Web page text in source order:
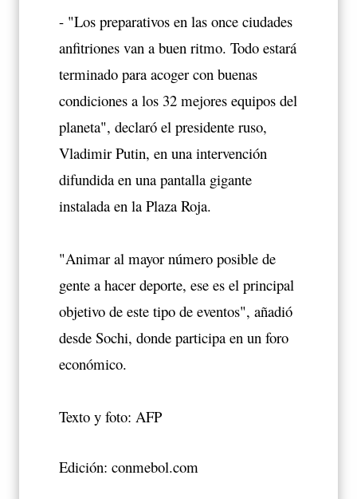
- "Los preparativos en las once ciudades
anfitriones van a buen ritmo. Todo estará
terminado para acoger con buenas
condiciones a los 32 mejores equipos del
planeta", declaró el presidente ruso,
Vladimir Putin, en una intervención
difundida en una pantalla gigante
instalada en la Plaza Roja.
"Animar al mayor número posible de
gente a hacer deporte, ese es el principal
objetivo de este tipo de eventos", añadió
desde Sochi, donde participa en un foro
económico.
Texto y foto: AFP
Edición: conmebol.com